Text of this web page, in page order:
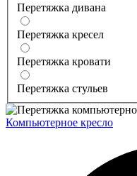
Перетяжка дивана
Перетяжка кресел
Перетяжка кровати
Перетяжка стульев
Компьютерное кресло